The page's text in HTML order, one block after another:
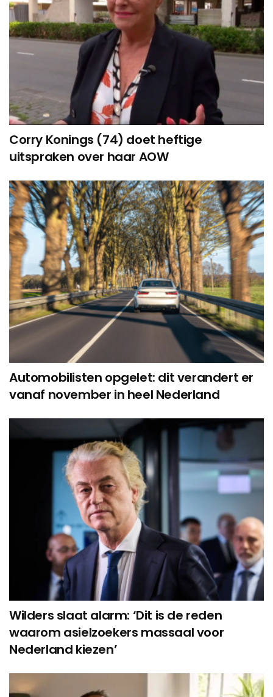
Corry Konings (74) doet heftige
uitspraken over haar AOW
Automobilisten opgelet: dit verandert er
vanaf november in heel Nederland
Wilders slaat alarm: ‘Dit is de reden
waarom asielzoekers massaal voor
Nederland kiezen’